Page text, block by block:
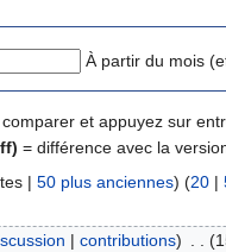
À partir du mois
et appuyez sur
= différence avec la
| 50 plus anciennes) (20 |
| contributions)